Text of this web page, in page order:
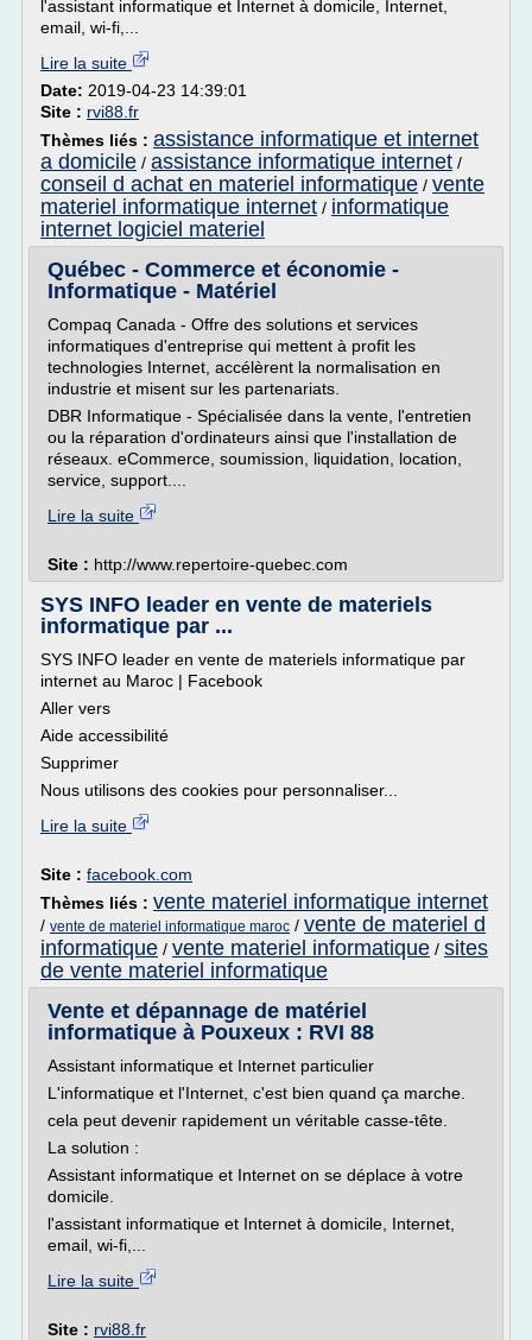
l'assistant informatique et Internet à domicile, Internet,
email, wi-fi,...
Lire la suite
Date: 2019-04-23 14:39:01
Site : rvi88.fr
Thèmes liés : assistance informatique et internet
a domicile / assistance informatique internet /
conseil d achat en materiel informatique / vente
materiel informatique internet / informatique
internet logiciel materiel
Québec - Commerce et économie -
Informatique - Matériel
Compaq Canada - Offre des solutions et services
informatiques d'entreprise qui mettent à profit les
technologies Internet, accélèrent la normalisation en
industrie et misent sur les partenariats.
DBR Informatique - Spécialisée dans la vente, l'entretien
ou la réparation d'ordinateurs ainsi que l'installation de
réseaux. eCommerce, soumission, liquidation, location,
service, support....
Lire la suite
Site : http://www.repertoire-quebec.com
SYS INFO leader en vente de materiels
informatique par ...
SYS INFO leader en vente de materiels informatique par
internet au Maroc | Facebook
Aller vers
Aide accessibilité
Supprimer
Nous utilisons des cookies pour personnaliser...
Lire la suite
Site : facebook.com
Thèmes liés : vente materiel informatique internet
/ vente de materiel informatique maroc / vente de materiel d
informatique / vente materiel informatique / sites
de vente materiel informatique
Vente et dépannage de matériel
informatique à Pouxeux : RVI 88
Assistant informatique et Internet particulier
L'informatique et l'Internet, c'est bien quand ça marche.
cela peut devenir rapidement un véritable casse-tête.
La solution :
Assistant informatique et Internet on se déplace à votre
domicile.
l'assistant informatique et Internet à domicile, Internet,
email, wi-fi,...
Lire la suite
Site : rvi88.fr